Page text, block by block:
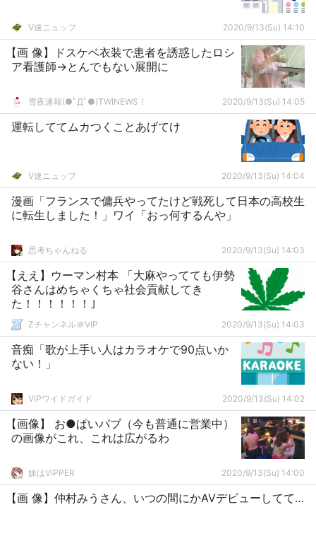
V速ニュップ 2020/9/13(Su) 14:10
【画 像】ドスケベ衣装で患者を誘惑したロシ
ア看護師→とんでもない展開に
雪夜速報(●ﾟДﾟ●)TWINEWS！ 2020/9/13(Su) 14:05
運転しててムカつくことあげてけ
V速ニュップ 2020/9/13(Su) 14:04
漫画「フランスで傭兵やってたけど戦死して日本の高校生
に転生しました！」ワイ「おっ何するんや」
思考ちゃんねる 2020/9/13(Su) 14:03
【ええ】ウーマン村本 「大麻やってても伊勢
谷さんはめちゃくちゃ社会貢献してき
た！！！！！！｣
Zチャンネル＠VIP 2020/9/13(Su) 14:03
音痴「歌が上手い人はカラオケで90点いか
ない！」
VIPワイドガイド 2020/9/13(Su) 14:02
【画像】 お●ぱいパブ（今も普通に営業中）
の画像がこれ、これは広がるわ
妹はVIPPER 2020/9/13(Su) 14:00
【画 像】仲村みうさん、いつの間にかAVデビューしてて…